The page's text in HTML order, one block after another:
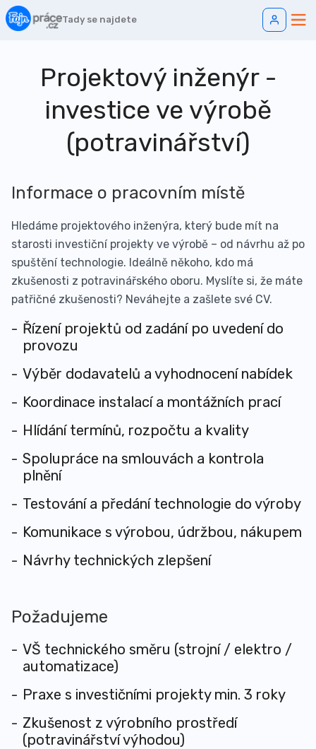
Tady se najdete
Projektový inženýr -
investice ve výrobě
(potravinářství)
Informace o pracovním místě
Hledáme projektového inženýra, který bude mít na
starosti investiční projekty ve výrobě – od návrhu až po
spuštění technologie. Ideálně někoho, kdo má
zkušenosti z potravinářského oboru. Myslíte si, že máte
patřičné zkušenosti? Neváhejte a zašlete své CV.
Řízení projektů od zadání po uvedení do
provozu
Výběr dodavatelů a vyhodnocení nabídek
Koordinace instalací a montážních prací
Hlídání termínů, rozpočtu a kvality
Spolupráce na smlouvách a kontrola
plnění
Testování a předání technologie do výroby
Komunikace s výrobou, údržbou, nákupem
Návrhy technických zlepšení
Požadujeme
VŠ technického směru (strojní / elektro /
automatizace)
Praxe s investičními projekty min. 3 roky
Zkušenost z výrobního prostředí
(potravinářství výhodou)